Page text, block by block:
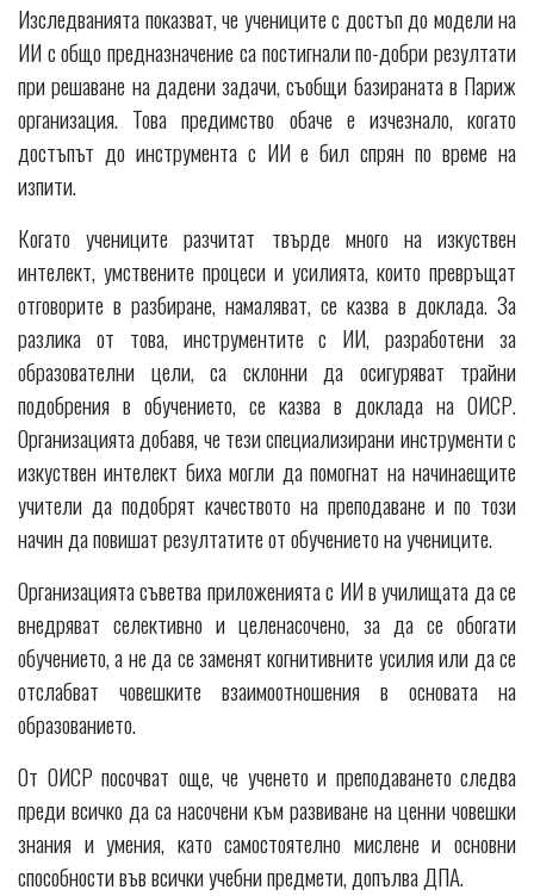
Изследванията показват, че учениците с достъп до модели на
ИИ с общо предназначение са постигнали по-добри резултати
при решаване на дадени задачи, съобщи базираната в Париж
организация. Това предимство обаче е изчезнало, когато
достъпът до инструмента с ИИ е бил спрян по време на
изпити.
Когато учениците разчитат твърде много на изкуствен
интелект, умствените процеси и усилията, които превръщат
отговорите в разбиране, намаляват, се казва в доклада. За
разлика от това, инструментите с ИИ, разработени за
образователни цели, са склонни да осигуряват трайни
подобрения в обучението, се казва в доклада на ОИСР.
Организацията добавя, че тези специализирани инструменти с
изкуствен интелект биха могли да помогнат на начинаещите
учители да подобрят качеството на преподаване и по този
начин да повишат резултатите от обучението на учениците.
Организацията съветва приложенията с ИИ в училищата да се
внедряват селективно и целенасочено, за да се обогати
обучението, а не да се заменят когнитивните усилия или да се
отслабват човешките взаимоотношения в основата на
образованието.
От ОИСР посочват още, че ученето и преподаването следва
преди всичко да са насочени към развиване на ценни човешки
знания и умения, като самостоятелно мислене и основни
способности във всички учебни предмети, допълва ДПА.